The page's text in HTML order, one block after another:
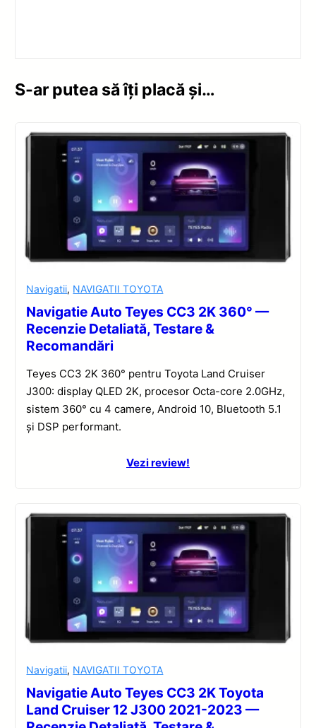
S-ar putea să îți placă și…
Navigatii, NAVIGATII TOYOTA
Navigatie Auto Teyes CC3 2K 360° —
Recenzie Detaliată, Testare &
Recomandări
Teyes CC3 2K 360° pentru Toyota Land Cruiser
J300: display QLED 2K, procesor Octa-core 2.0GHz,
sistem 360° cu 4 camere, Android 10, Bluetooth 5.1
și DSP performant.
Vezi review!
Navigatii, NAVIGATII TOYOTA
Navigatie Auto Teyes CC3 2K Toyota
Land Cruiser 12 J300 2021-2023 —